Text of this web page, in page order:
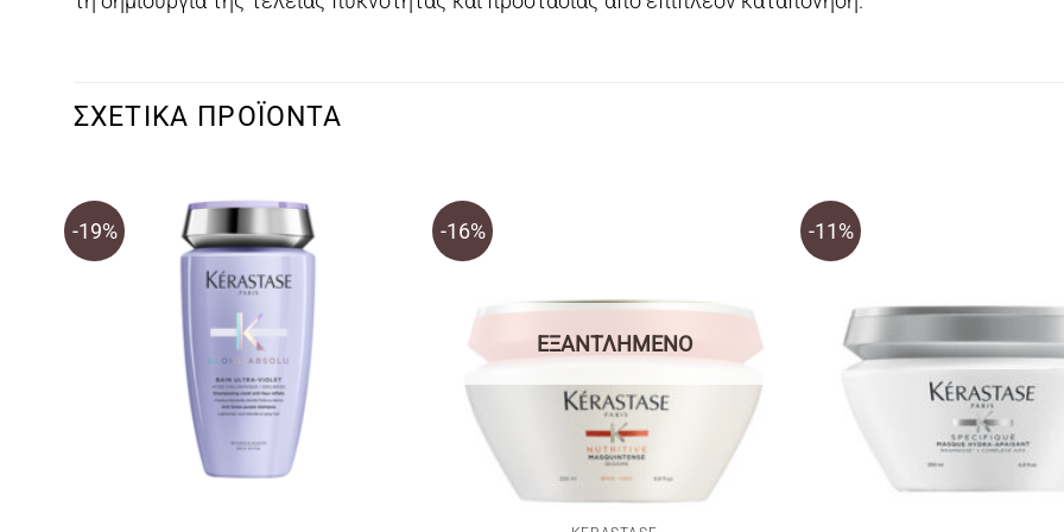
ΣΧΕΤΙΚΆ ΠΡΟΪΌΝΤΑ
-19% -16%
ΕΞΑΝΤΛΗΜΈΝΟ
-11%